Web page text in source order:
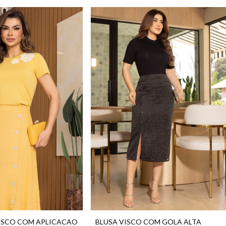
COM APLICACAO BLUSA VISCO COM GOLA ALTA